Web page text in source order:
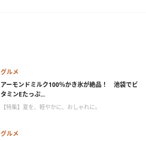
グルメ
アーモンドミルク100％かき氷が絶品！ 池袋でビ
タミンEたっぷ...
【特集】夏を、軽やかに、おしゃれに。
グルメ